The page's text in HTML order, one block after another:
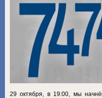
29 октября, в 19:00, мы